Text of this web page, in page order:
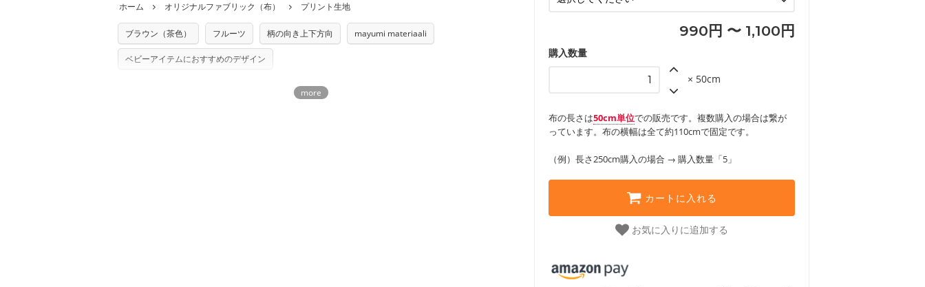
990円 〜 1,100円
購入数量
× 50cm
布の長さは50cm単位での販売です。複数購入の場合は繋が
っています。布の横幅は全て約110cmで固定です。
（例）長さ250cm購入の場合 → 購入数量「5」
カートに入れる
お気に入りに追加する
※カットを希望の方は備考欄に「50cmずつカット希望」などご記載ください（50cm
単位でのカットのみ）
※土日祝は営業日に含まれません。
※配送日のご指定は承れません。出来上がり次第、順次発送いたします。
返品・交換対象の基準について詳しくは こちら
た記載も不要です。（製品化した際に起こる全ての問題、クレームにつきましては当
店及びnunocoto fabricは一切の責任を負いませんのでご了承ください）
※有料型紙（ホームソーイング型紙シリーズ）および柄がえらべるキットに付属された
型紙は商用利用できませんのでご注意ください。型紙自体の転用・販売および型紙を
ホーム オリジナルファブリック（布） プリント生地
ブラウン（茶色） フルーツ 柄の向き上下方向 mayumi materiaali
ベビーアイテムにおすすめのデザイン